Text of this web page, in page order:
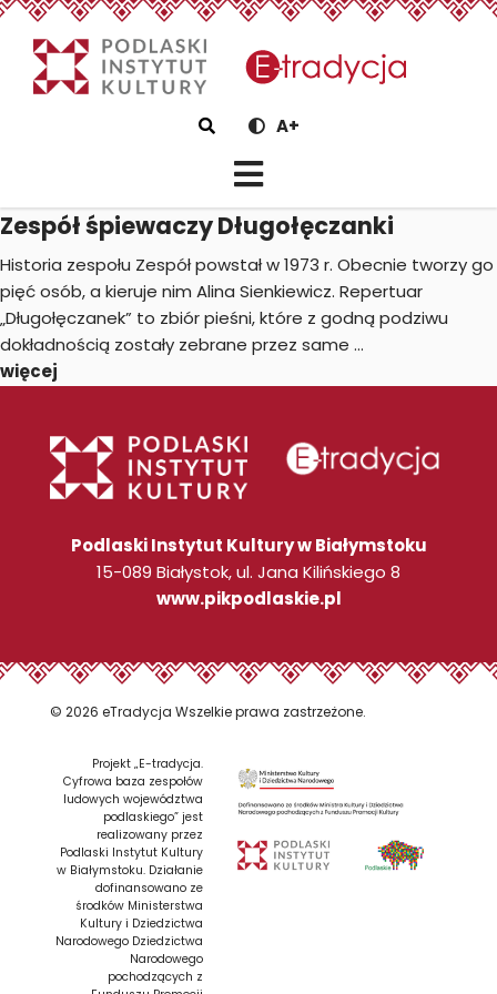
eTradycjaZespół śpiewaczy
Szukaj A+
Zespół śpiewaczy Długołęczanki
Historia zespołu Zespół powstał w 1973 r. Obecnie tworzy go
pięć osób, a kieruje nim Alina Sienkiewicz. Repertuar
„Długołęczanek” to zbiór pieśni, które z godną podziwu
dokładnością zostały zebrane przez same ...
więcej
Podlaski Instytut Kultury w Białymstoku
15-089 Białystok, ul. Jana Kilińskiego 8
www.pikpodlaskie.pl
© 2026 eTradycja Wszelkie prawa zastrzeżone.
Projekt „E-tradycja.
Cyfrowa baza zespołów
ludowych województwa
podlaskiego” jest
realizowany przez
Podlaski Instytut Kultury
w Białymstoku. Działanie
dofinansowano ze
środków Ministerstwa
Kultury i Dziedzictwa
Narodowego Dziedzictwa
Narodowego
pochodzących z